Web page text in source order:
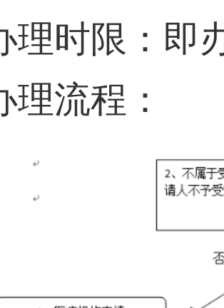
理时限：即
理流程：